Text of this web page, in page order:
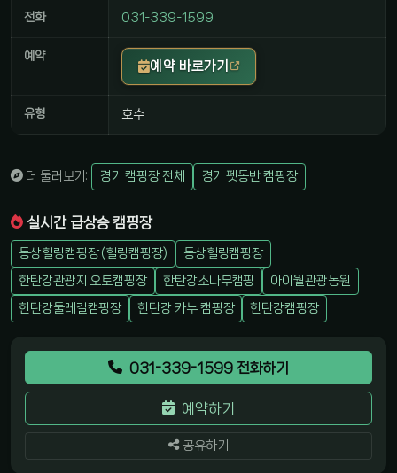
전화 031-339-1599
예약
예약 바로가기
유형 호수
더 둘러보기: 경기 캠핑장 전체 경기 펫동반 캠핑장
실시간 급상승 캠핑장
동상힐링캠핑장 (힐링캠핑장)
동상힐링캠핑장
한탄강관광지 오토캠핑장
한탄강소나무캠핑
아이월관광농원
한탄강둘레길캠핑장
한탄강 카누 캠핑장 한탄강캠핑장
031-339-1599 전화하기
예약하기
공유하기